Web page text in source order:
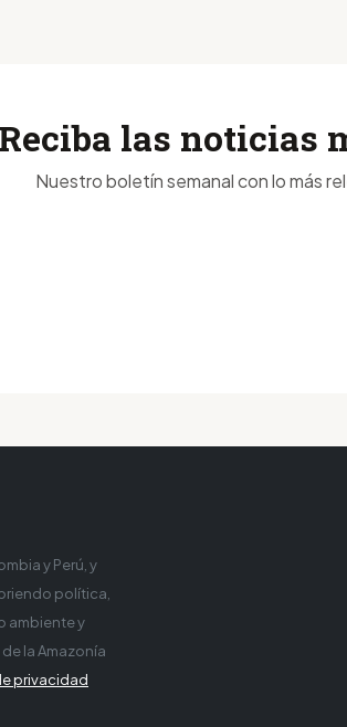
Reciba las noticias
Nuestro boletín semanal con lo más
y Perú, y
política,
ambiente y
la Amazonía
privacidad